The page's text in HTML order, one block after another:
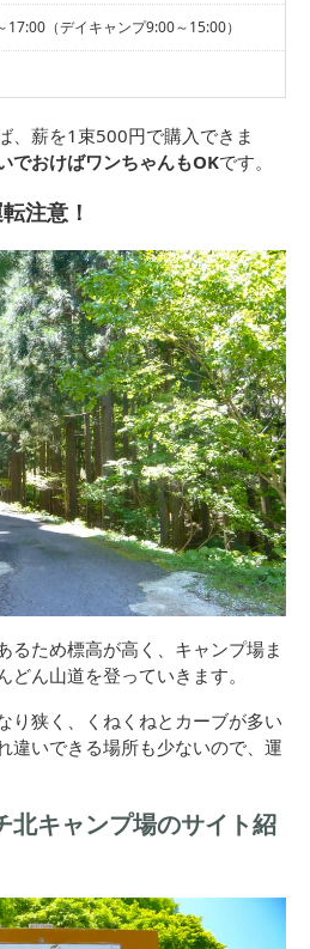
17:00（デイキャンプ9:00～15:00）
、薪を1束500円で購入できま
でおけばワンちゃんもOKです。
注意！
るため標高が高く、キャンプ場ま
ん山道を登っていきます。
り狭く、くねくねとカーブが多い
違いできる場所も少ないので、運
北キャンプ場のサイト紹